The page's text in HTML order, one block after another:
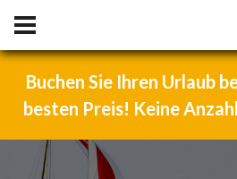
Buchen Sie Ihren Urlaub
besten Preis! Keine